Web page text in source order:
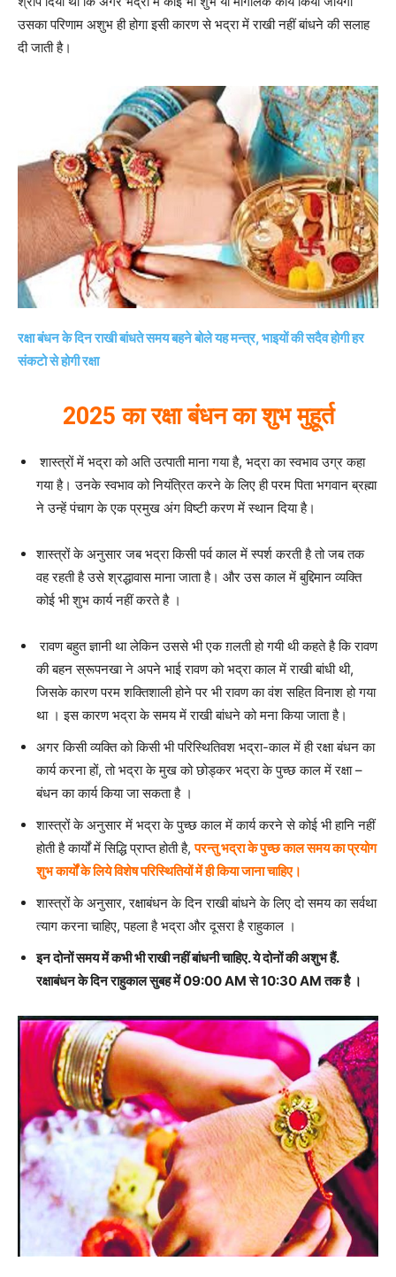
उसका परिणाम अशुभ ही होगा इसी कारण से भद्रा में राखी नहीं बांधने की सलाह
दी जाती है।
रक्षा बंधन के दिन राखी बांधते समय बहने बोले यह मन्त्र, भाइयों की सदैव होगी हर
संकटो से होगी रक्षा
2025 का रक्षा बंधन का शुभ मुहूर्त
शास्त्रों में भद्रा को अति उत्पाती माना गया है, भद्रा का स्वभाव उग्र कहा
गया है। उनके स्वभाव को नियंत्रित करने के लिए ही परम पिता भगवान ब्रह्मा
ने उन्हें पंचाग के एक प्रमुख अंग विष्टी करण में स्थान दिया है।
शास्त्रों के अनुसार जब भद्रा किसी पर्व काल में स्पर्श करती है तो जब तक
वह रहती है उसे श्रद्धावास माना जाता है। और उस काल में बुद्दिमान व्यक्ति
कोई भी शुभ कार्य नहीं करते है ।
रावण बहुत ज्ञानी था लेकिन उससे भी एक ग़लती हो गयी थी कहते है कि रावण
की बहन स्रूपनखा ने अपने भाई रावण को भद्रा काल में राखी बांधी थी,
जिसके कारण परम शक्तिशाली होने पर भी रावण का वंश सहित विनाश हो गया
था । इस कारण भद्रा के समय में राखी बांधने को मना किया जाता है।
अगर किसी व्यक्ति को किसी भी परिस्थितिवश भद्रा-काल में ही रक्षा बंधन का
कार्य करना हों, तो भद्रा के मुख को छोड्कर भद्रा के पुच्छ काल में रक्षा –
बंधन का कार्य किया जा सकता है ।
शास्त्रों के अनुसार में भद्रा के पुच्छ काल में कार्य करने से कोई भी हानि नहीं
होती है कार्यों में सिद्धि प्राप्त होती है,परन्तु भद्रा के पुच्छ काल समय का प्रयोग
शुभ कार्यों के लिये विशेष परिस्थितियों में ही किया जाना चाहिए।
शास्त्रों के अनुसार, रक्षाबंधन के दिन राखी बांधने के लिए दो समय का सर्वथा
त्याग करना चाहिए, पहला है भद्रा और दूसरा है राहुकाल ।
इन दोनों समय में कभी भी राखी नहीं बांधनी चाहिए. ये दोनों की अशुभ हैं.
रक्षाबंधन के दिन राहुकाल सुबह में 09:00 AM से 10:30 AM तक है ।